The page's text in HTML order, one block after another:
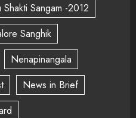
Shakti Sangam -2012
Sanghik
Nenapinangala
News in Brief